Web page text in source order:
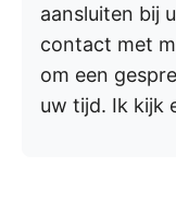
aansluiten bij
contact met
om een
uw tijd. Ik kijk